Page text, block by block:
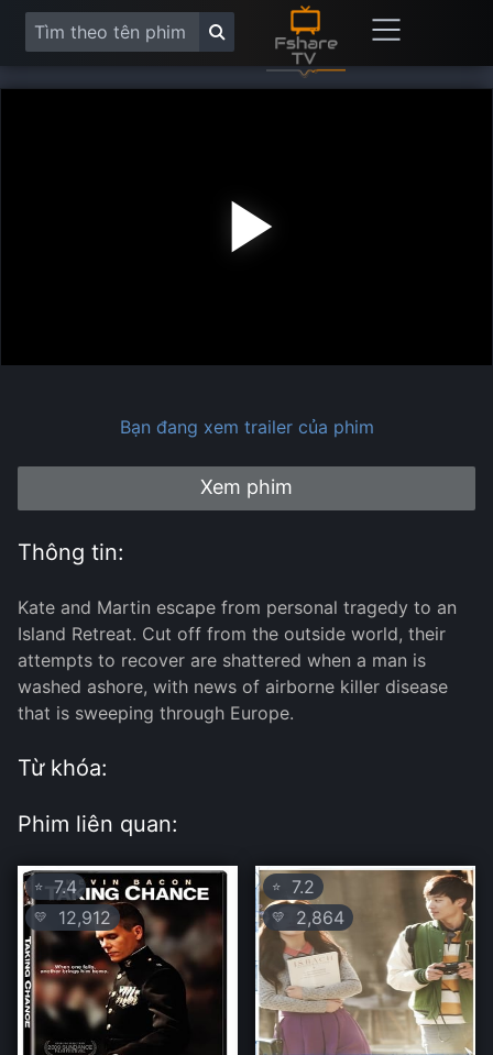
Bạn đang xem trailer của phim
Xem phim
Thông tin:
Kate and Martin escape from personal tragedy to an
Island Retreat. Cut off from the outside world, their
attempts to recover are shattered when a man is
washed ashore, with news of airborne killer disease
that is sweeping through Europe.
Từ khóa:
Phim liên quan:
⭐7.4
💛 12,912
⭐ 7.2
💛 2,864